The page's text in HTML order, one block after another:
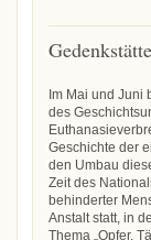
Im Mai und Juni
des
Geschichte der
den Umbau
Zeit des
behinderter
Anstalt statt, in
Thema „Opfer,